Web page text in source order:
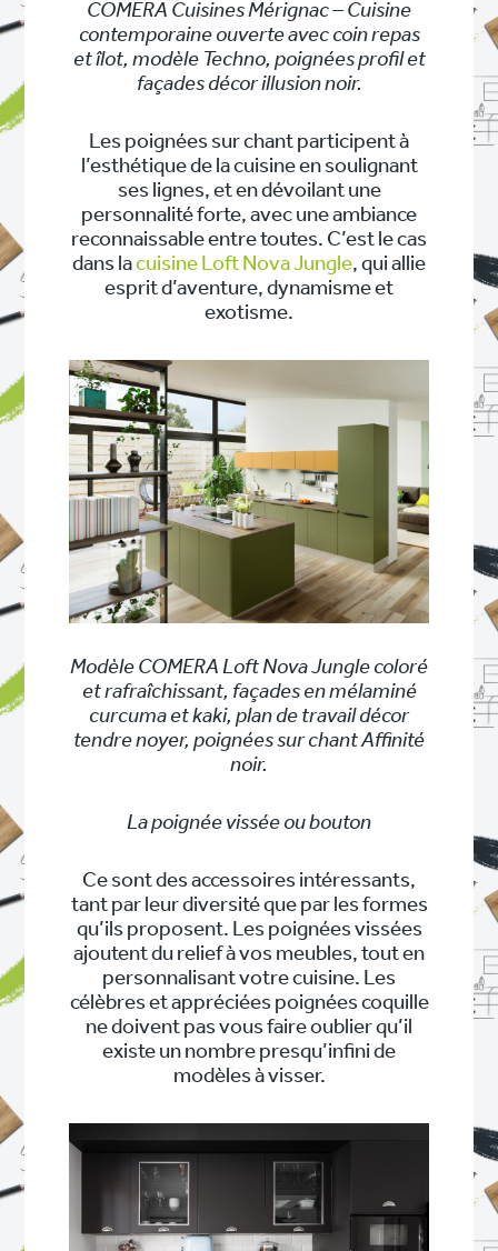
COMERA Cuisines Mérignac – Cuisine
contemporaine ouverte avec coin repas
et îlot, modèle Techno, poignées profil et
façades décor illusion noir.
Les poignées sur chant participent à
l’esthétique de la cuisine en soulignant
ses lignes, et en dévoilant une
personnalité forte, avec une ambiance
reconnaissable entre toutes. C’est le cas
dans lacuisine Loft Nova Jungle, qui allie
esprit d’aventure, dynamisme et
exotisme.
Modèle COMERA Loft Nova Jungle coloré
et rafraîchissant, façades en mélaminé
curcuma et kaki, plan de travail décor
tendre noyer, poignées sur chant Affinité
noir.
La poignée vissée ou bouton
Ce sont des accessoires intéressants,
tant par leur diversité que par les formes
qu’ils proposent. Les poignées vissées
ajoutent du relief à vos meubles, tout en
personnalisant votre cuisine. Les
célèbres et appréciées poignées coquille
ne doivent pas vous faire oublier qu’il
existe un nombre presqu’infini de
modèles à visser.